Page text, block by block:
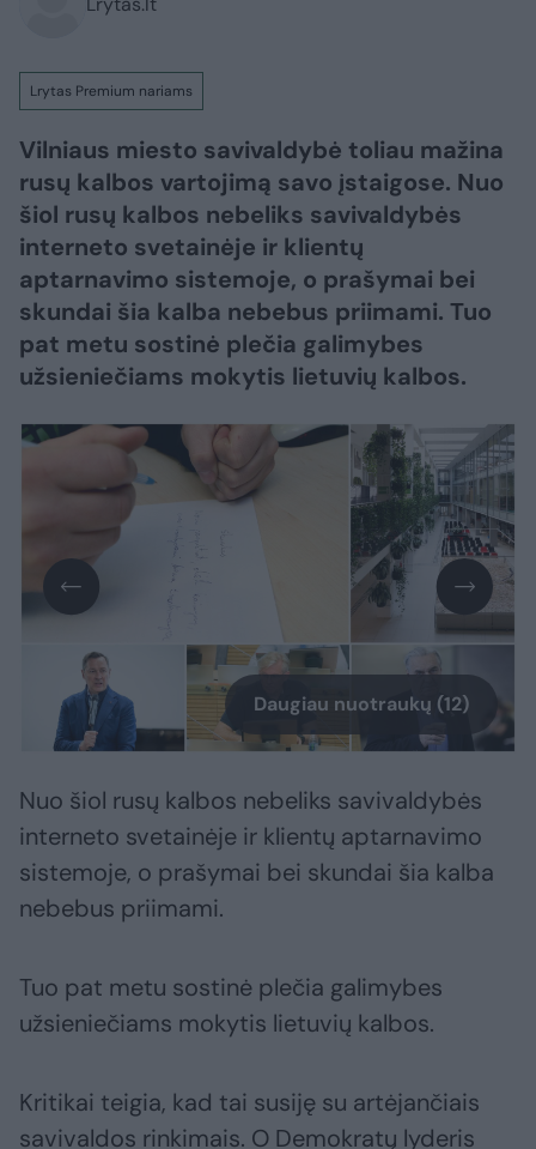
Lrytas Premium nariams
Vilniaus miesto savivaldybė toliau mažina
rusų kalbos vartojimą savo įstaigose. Nuo
šiol rusų kalbos nebeliks savivaldybės
interneto svetainėje ir klientų
aptarnavimo sistemoje, o prašymai bei
skundai šia kalba nebebus priimami. Tuo
pat metu sostinė plečia galimybes
užsieniečiams mokytis lietuvių kalbos.
Daugiau nuotraukų (12)
Nuo šiol rusų kalbos nebeliks savivaldybės
interneto svetainėje ir klientų aptarnavimo
sistemoje, o prašymai bei skundai šia kalba
nebebus priimami.
Tuo pat metu sostinė plečia galimybes
užsieniečiams mokytis lietuvių kalbos.
Kritikai teigia, kad tai susiję su artėjančiais
savivaldos rinkimais. O Demokratų lyderis